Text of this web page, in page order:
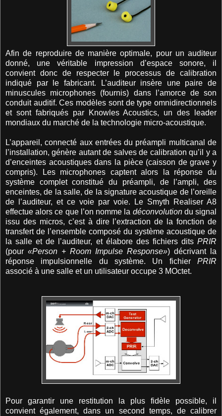
Afin de reproduire de manière optimale, pour un auditeur
donné, une véritable impression d’espace sonore, il
convient donc de respecter le processus de calibration
indiqué par le fabricant. L’auditeur insère une paire de
minuscules microphones (fournis) dans l’amorce de son
conduit auditif. Ces modèles sont de type omnidirectionnels
et sont fabriqués par Knowles Acoustics, un des leader
mondiaux du marché de la technologie micro-acoustique.
L’appareil, connecté aux entrées du préampli multicanal de
l’installation, génère autant de salves de calibration qu’il y a
d’enceintes acoustiques dans la pièce (caisson de grave y
compris). Les microphones captent alors la réponse du
système complet constitué du préampli, de l’ampli, des
enceintes, de la salle, de la signature acoustique de l’oreille
de l’auditeur, et ce voie par voie. Le Smyth Realiser A8
effectue alors ce que l’on nomme la déconvolutiondu signal
issu des micros, c’est à dire l’extraction de la fonction de
transfert de l’ensemble composé du système acoustique de
la salle et de l’auditeur, et élabore des fichiers dits PRIR
(pour «Person + Room Impulse Response») décrivant la
réponse impulsionnelle du système. Un fichier PRIR
associé à une salle et un utilisateur occupe 3 MOctet.
Pour garantir une restitution la plus fidèle possible, il
convient également, dans un second temps, de calibrer